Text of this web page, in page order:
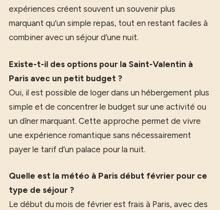
expériences créent souvent un souvenir plus
marquant qu’un simple repas, tout en restant faciles à
combiner avec un séjour d’une nuit.
Existe-t-il des options pour la Saint-Valentin à
Paris avec un petit budget ?
Oui, il est possible de loger dans un hébergement plus
simple et de concentrer le budget sur une activité ou
un dîner marquant. Cette approche permet de vivre
une expérience romantique sans nécessairement
payer le tarif d’un palace pour la nuit.
Quelle est la météo à Paris début février pour ce
type de séjour ?
Le début du mois de février est frais à Paris, avec des